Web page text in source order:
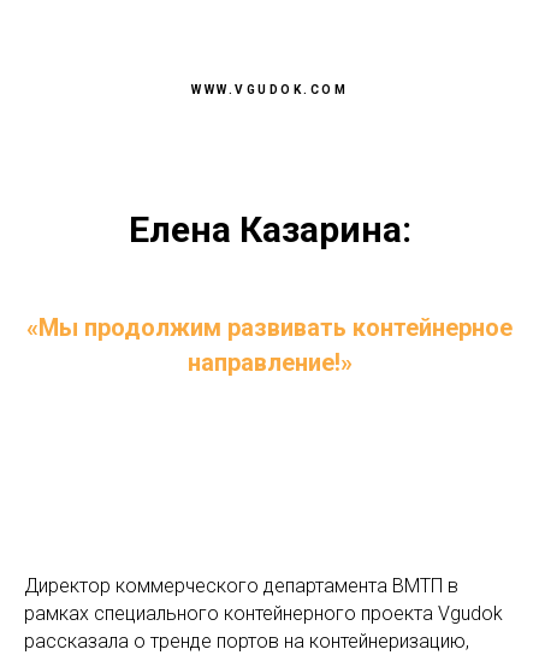
WWW.VGUDOK.COM
Елена Казарина:
«Мы продолжим развивать контейнерное
направление!»
Директор коммерческого департамента ВМТП в
рамках специального контейнерного проекта Vgudok
рассказала о тренде портов на контейнеризацию,